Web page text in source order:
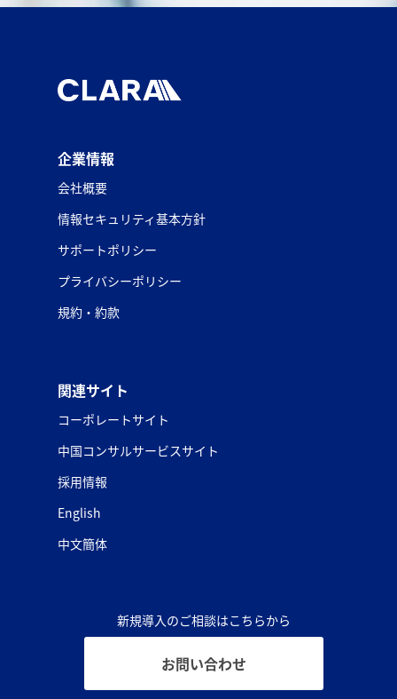
企業情報
会社概要
情報セキュリティ基本方針
サポートポリシー
プライバシーポリシー
規約・約款
関連サイト
コーポレートサイト
中国コンサルサービスサイト
採用情報
English
中文簡体
新規導入のご相談はこちらから
お問い合わせ